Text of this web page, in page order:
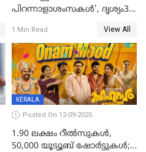
പിറന്നാളാശംസകൾ', ദൃശ്യം3-
പോസ്റ്റർ പുറത്തുവിട്ടു
1 Min Read View All
KERALA
Posted On 12-09-2025
1.90 ലക്ഷം റീല്‍സുകള്‍,
50,000 യൂട്യൂബ് ഷോര്‍ട്ടുകള്‍;